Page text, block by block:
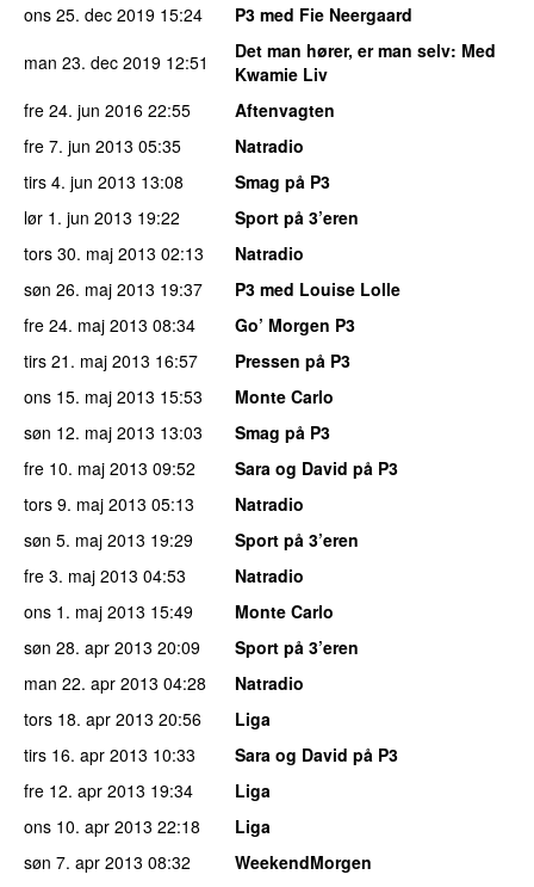
ons 25. dec 2019 15:24
P3 med Fie Neergaard
man 23. dec 2019 12:51 Det man hører, er man selv: Med
Kwamie Liv
fre 24. jun 2016 22:55
Aftenvagten
fre 7. jun 2013 05:35
Natradio
tirs 4. jun 2013 13:08
Smag på P3
lør 1. jun 2013 19:22
Sport på 3’eren
tors 30. maj 2013 02:13
Natradio
søn 26. maj 2013 19:37
P3 med Louise Lolle
fre 24. maj 2013 08:34
Go’ Morgen P3
tirs 21. maj 2013 16:57
Pressen på P3
ons 15. maj 2013 15:53
Monte Carlo
søn 12. maj 2013 13:03
Smag på P3
fre 10. maj 2013 09:52
Sara og David på P3
tors 9. maj 2013 05:13
Natradio
søn 5. maj 2013 19:29
Sport på 3’eren
fre 3. maj 2013 04:53
Natradio
ons 1. maj 2013 15:49
Monte Carlo
søn 28. apr 2013 20:09
Sport på 3’eren
man 22. apr 2013 04:28
Natradio
tors 18. apr 2013 20:56
Liga
tirs 16. apr 2013 10:33
Sara og David på P3
fre 12. apr 2013 19:34
Liga
ons 10. apr 2013 22:18
Liga
søn 7. apr 2013 08:32
WeekendMorgen